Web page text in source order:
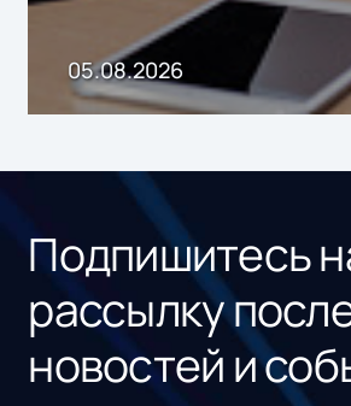
05.08.2026
Подпишитесь
рассылку
новостей и